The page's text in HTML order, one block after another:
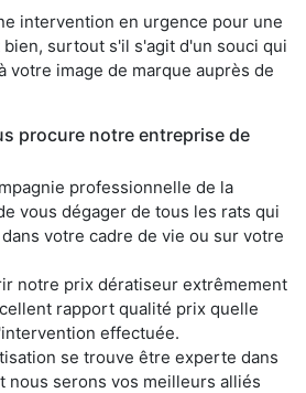
intervention en urgence pour une
surtout s'il s'agit d'un souci qui
votre image de marque auprès de
procure notre entreprise de
professionnelle de la
vous dégager de tous les rats qui
votre cadre de vie ou sur votre
notre prix dératiseur extrêmement
rapport qualité prix quelle
effectuée.
se trouve être experte dans
nous serons vos meilleurs alliés